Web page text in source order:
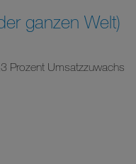
ganzen Welt)
Prozent Umsatzzuwachs